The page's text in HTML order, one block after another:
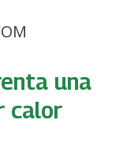
una
calor